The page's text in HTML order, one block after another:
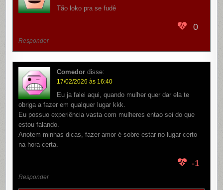
Tão loko pra se fudê
0
Responder
Comedor disse:
17/02/2026 às 16:40
Eu ja falei aqui, quando mulher quer dar ela te
obriga a fazer em qualquer lugar kkk.
Eu possuo experiência vasta com mulheres entao sei do que
estou falando.
Anotem minhas dicas, fazer amor é sobre estar no lugar certo
na hora certa.
-1
Responder